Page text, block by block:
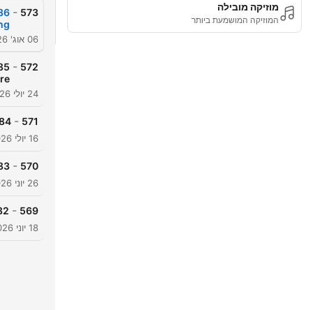
מוזיקה מובילה
המוזיקה המושמעת ביותר
573
-
06 אוג' 2026
572
-
24 יולי 2026
571
-
- Bring a Hoodie!
16 יולי 2026
570
-
Fourth of July
26 יוני 2026
569
-
English
18 יוני 2026